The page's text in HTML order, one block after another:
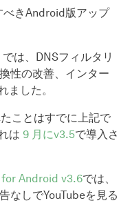
べきAndroid版アップ
では、DNSフィルタリ
性の改善、インター
ました。
ことはすでに上記で
は 9 月にv3.5で導入さ
Android v3.6では、
なしでYouTubeを見る